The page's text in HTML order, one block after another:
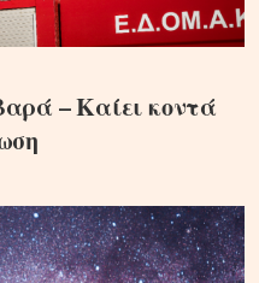
– Καίει κοντά